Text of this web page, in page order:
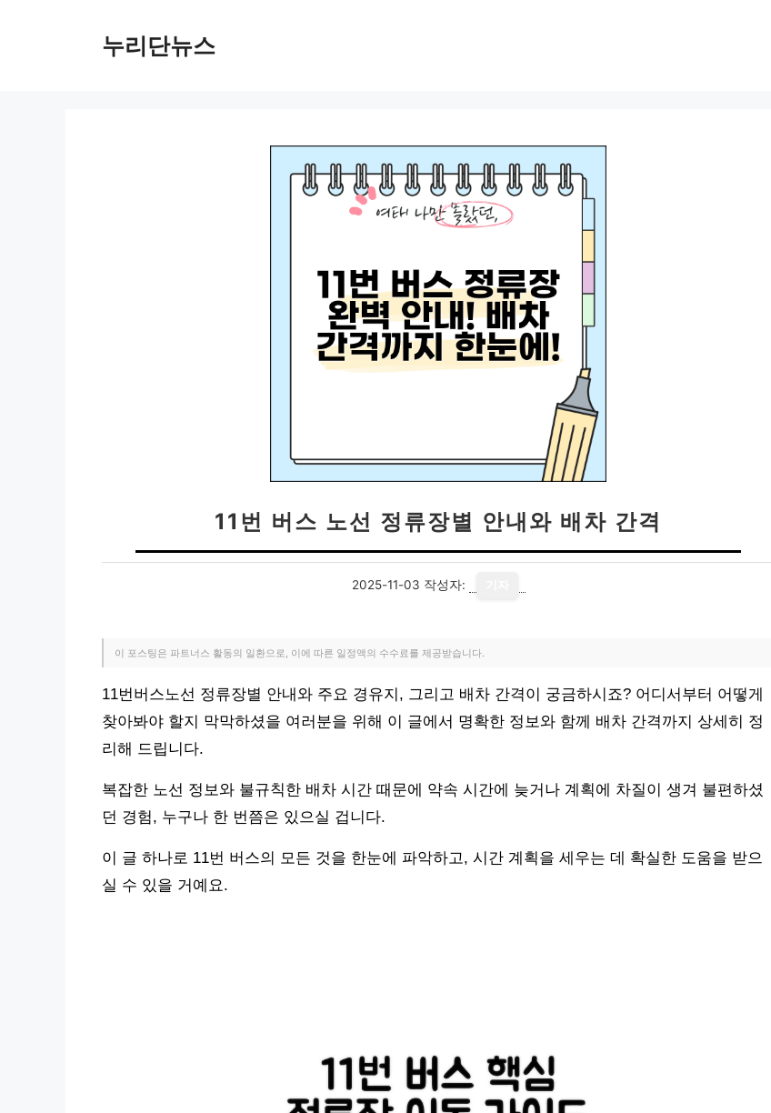
누리단뉴스
11번 버스 노선 정류장별 안내와 배차 간격
2025-11-03 작성자:
이 포스팅은 파트너스 활동의 일환으로, 이에 따른 일정액의 수수료를 제공받습니다.
11번버스노선 정류장별 안내와 주요 경유지, 그리고 배차 간격이 궁금하시죠? 어디서부터 어떻게
찾아봐야 할지 막막하셨을 여러분을 위해 이 글에서 명확한 정보와 함께 배차 간격까지 상세히 정
리해 드립니다.
복잡한 노선 정보와 불규칙한 배차 시간 때문에 약속 시간에 늦거나 계획에 차질이 생겨 불편하셨
던 경험, 누구나 한 번쯤은 있으실 겁니다.
이 글 하나로 11번 버스의 모든 것을 한눈에 파악하고, 시간 계획을 세우는 데 확실한 도움을 받으
실 수 있을 거예요.